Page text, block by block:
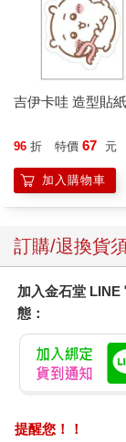
「聽新聞。」哈利
他的阿姨和姨丈滿
「又聽新聞？」
「新聞嘛，當然
「別跟我們耍嘴
聽新聞的鬼話！你
「小心，威農！
聞！」
「不見得。」哈利
小孩，那些──」
知道她在說什麼
「啊哈！」威農姨
為我們不知道，你
哈利猶豫一會，這
解承認這件事有多
「那些貓頭鷹……
「我也不信。」威
「我們知道你一定
吉伊卡哇 造型貼
96 折 特價 67 元
加入購物車
訂購/退換貨
加入金石堂 LINE
態：
提醒您！！